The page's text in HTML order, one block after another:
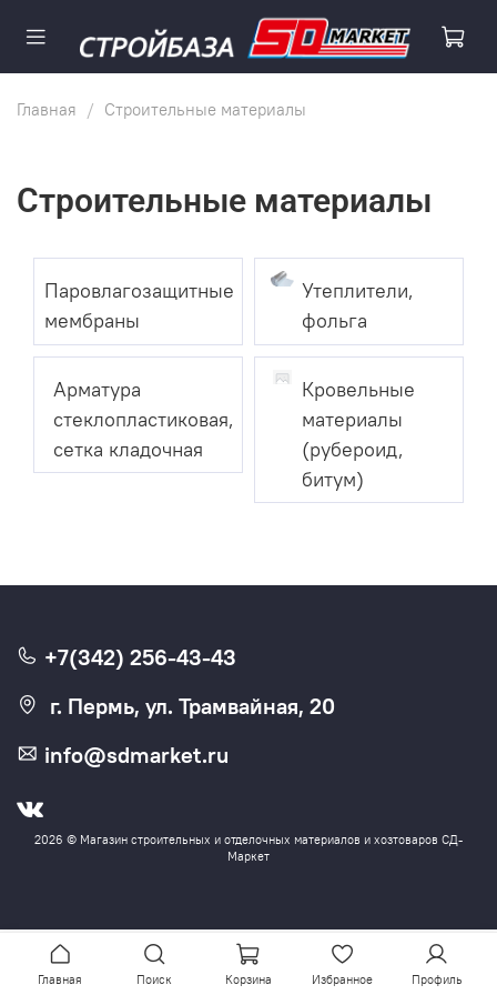
Главная Строительные материалы
Строительные материалы
Паровлагозащитные
мембраны
Утеплители,
фольга
Арматура
стеклопластиковая,
сетка кладочная
Кровельные
материалы
(рубероид,
битум)
2026 © Магазин строительных и отделочных материалов и хозтоваров СД-
Маркет
+7(342) 256-43-43
г. Пермь, ул. Трамвайная, 20
info@sdmarket.ru
Главная Поиск Корзина Избранное Профиль